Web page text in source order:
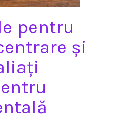
pentru
și